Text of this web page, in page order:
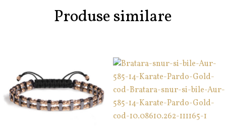
Produse similare